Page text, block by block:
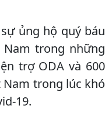
ủng hộ quý báu
Nam trong những
trợ ODA và 600
Nam trong lúc khó
19.